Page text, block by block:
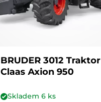
BRUDER 3012 Traktor
Claas Axion 950
Skladem6 ks